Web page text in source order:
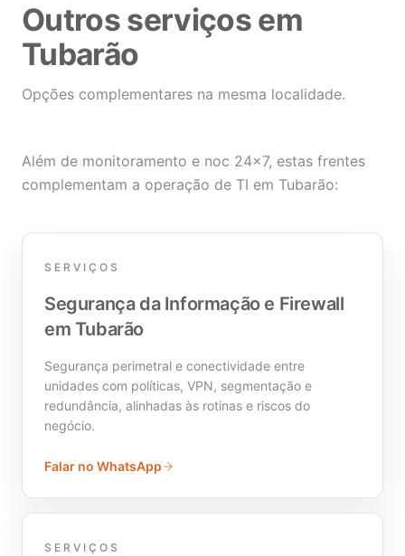
Outros serviços em
Tubarão
Opções complementares na mesma localidade.
Além de monitoramento e noc 24×7, estas frentes
complementam a operação de TI em Tubarão:
SERVIÇOS
Segurança da Informação e Firewall
em Tubarão
Segurança perimetral e conectividade entre
unidades com políticas, VPN, segmentação e
redundância, alinhadas às rotinas e riscos do
negócio.
Falar no WhatsApp
SERVIÇOS